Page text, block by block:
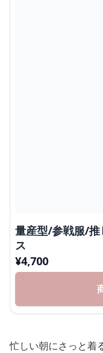
量産型/参戦服/推
ス
¥4,700
忙しい朝にさっと着